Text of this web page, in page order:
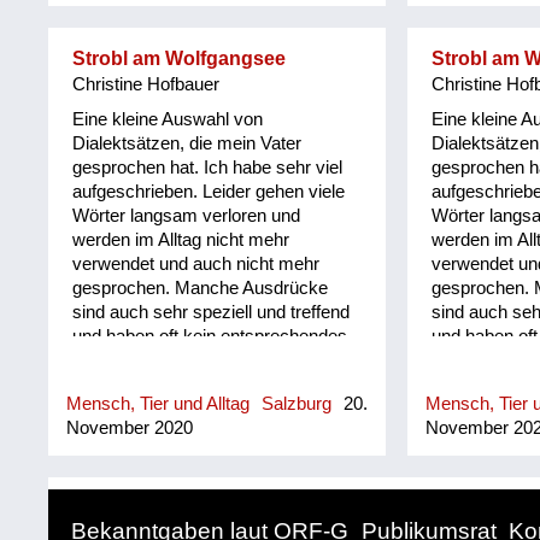
Strobl am Wolfgangsee
Christine Hofbauer
Eine kleine Auswahl von
Dialektsätzen, die mein Vater
gesprochen hat. Ich habe sehr viel
aufgeschrieben. Leider gehen viele
Wörter langsam verloren und
werden im Alltag nicht mehr
verwendet und auch nicht mehr
gesprochen. Manche Ausdrücke
sind auch sehr speziell und treffend
und haben oft kein entsprechendes
manches interessant, z. B. heißt
dålig auf schwedisch schlecht,
Mensch, Tier und Alltag Salzburg
20.
November 2020
Strobl am
Christine
Eine kleine
gesprochen
Wörter
werden im
verwendet
gesprochen.
sind auch
und haben
manches
dålig auf
Mensch, Tier
November
Bekanntgaben laut ORF-G Publikumsrat